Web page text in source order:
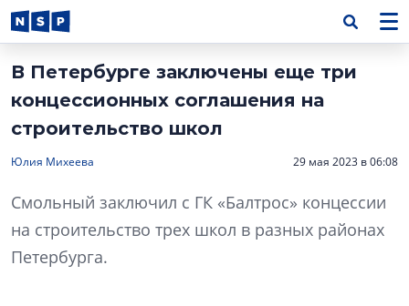
В Петербурге заключены еще три
концессионных соглашения на
строительство школ
Юлия Михеева 29 мая 2023 в 06:08
Смольный заключил с ГК «Балтрос» концессии
на строительство трех школ в разных районах
Петербурга.